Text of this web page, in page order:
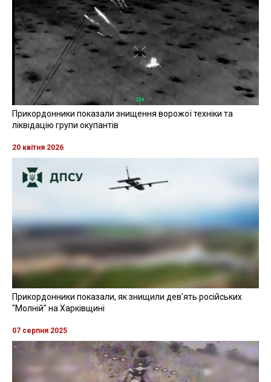
Прикордонники показали знищення ворожої техніки та
ліквідацію групи окупантів
20 квітня 2026
Прикордонники показали, як знищили девʼять російських
"Молній" на Харківщині
07 серпня 2025